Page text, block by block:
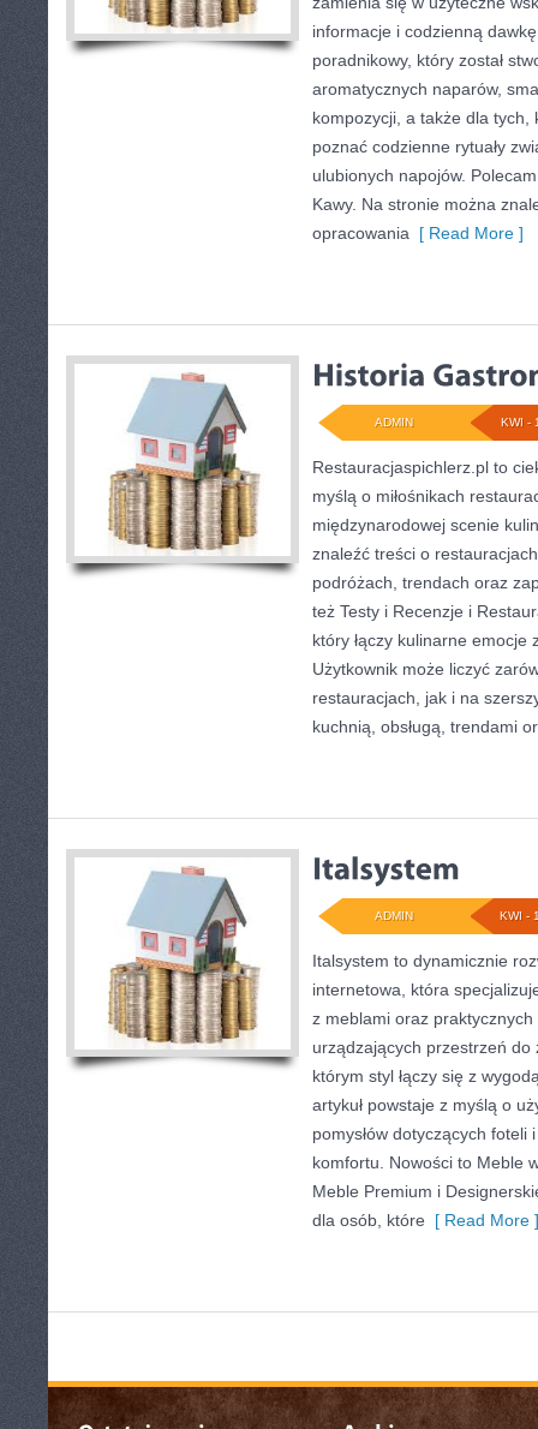
informacje i codzienną
poradnikowy, który został
aromatycznych naparów,
kompozycji, a także dla
poznać codzienne rytuały
ulubionych napojów.
Kawy. Na stronie można
opracowania [ Read More ]
KWI -
ADMIN
Restauracjaspichlerz.pl to
myślą o miłośnikach
międzynarodowej scenie
znaleźć treści o
podróżach, trendach oraz
też Testy i Recenzje i
który łączy kulinarne emocje
Użytkownik może liczyć
restauracjach, jak i na
kuchnią, obsługą, trendami
KWI -
ADMIN
Italsystem to dynamicznie
internetowa, która
z meblami oraz
urządzających przestrzeń do
którym styl łączy się z
artykuł powstaje z myślą o
pomysłów dotyczących
komfortu. Nowości to Meble
Meble Premium i
dla osób, które [ Read More ]